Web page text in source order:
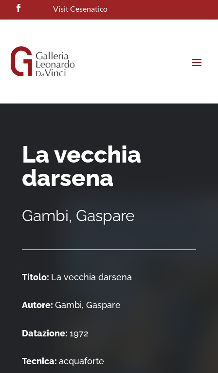
Visit Cesenatico
La vecchia
darsena
Gambi, Gaspare
Titolo: La vecchia darsena
Autore: Gambi, Gaspare
Datazione: 1972
Tecnica: acquaforte